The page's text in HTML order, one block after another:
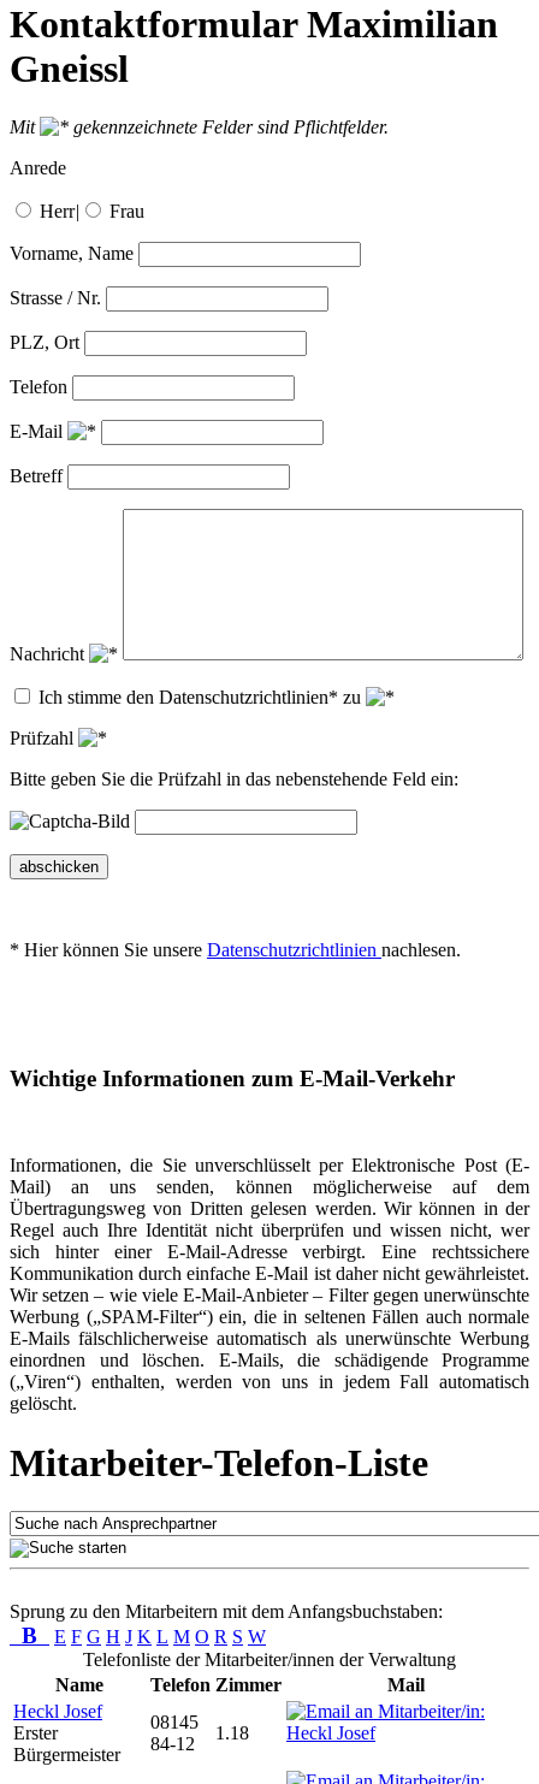
Kontaktformular Maximilian
Gneissl
Mit
gekennzeichnete Felder sind Pflichtfelder.
Anrede
Herr| Frau
Vorname, Name
Strasse / Nr.
PLZ, Ort
Telefon
E-Mail
Betreff
Nachricht
Ich stimme den Datenschutzrichtlinien* zu
Prüfzahl
Bitte geben Sie die Prüfzahl in das nebenstehende Feld ein:
abschicken
* Hier können Sie unsere Datenschutzrichtlinien nachlesen.
Wichtige Informationen zum E-Mail-Verkehr
Informationen, die Sie unverschlüsselt per Elektronische Post (E-
Mail) an uns senden, können möglicherweise auf dem
Übertragungsweg von Dritten gelesen werden. Wir können in der
Regel auch Ihre Identität nicht überprüfen und wissen nicht, wer
sich hinter einer E-Mail-Adresse verbirgt. Eine rechtssichere
Kommunikation durch einfache E-Mail ist daher nicht gewährleistet.
Wir setzen – wie viele E-Mail-Anbieter – Filter gegen unerwünschte
Werbung („SPAM-Filter“) ein, die in seltenen Fällen auch normale
E-Mails fälschlicherweise automatisch als unerwünschte Werbung
einordnen und löschen. E-Mails, die schädigende Programme
(„Viren“) enthalten, werden von uns in jedem Fall automatisch
gelöscht.
Mitarbeiter-Telefon-Liste
Sprung zu den Mitarbeitern mit dem Anfangsbuchstaben:
B E F G H J K L M O R S W
Telefonliste der Mitarbeiter/innen der Verwaltung
Name
Telefon Zimmer
Mail
Heckl Josef
Erster
Bürgermeister
08145
84-12
1.18